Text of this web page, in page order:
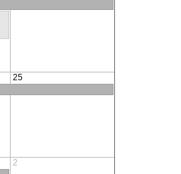
25
2